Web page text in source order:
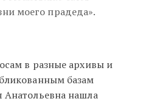
моего прадеда».
в разные архивы и
базам
Анатольевна нашла